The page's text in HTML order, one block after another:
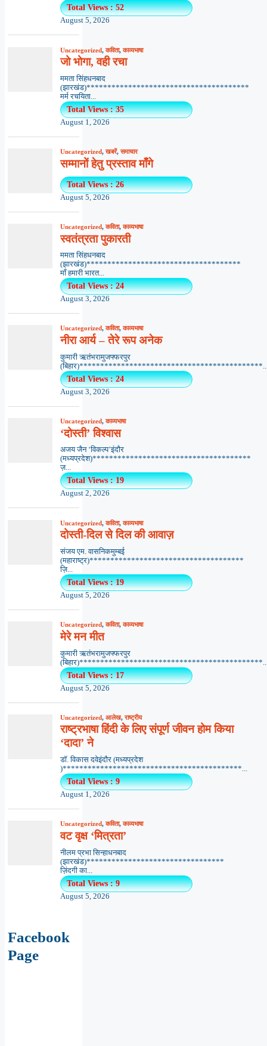
Total Views : 52
August 5, 2026
Uncategorized,कविता,काव्यभाषा
जो भोगा, वही रचा
ममता सिंहधनबाद
(झारखंड)***************************************
मर्म रचयिता...
Total Views : 35
August 1, 2026
Uncategorized,खबरें,समाचार
सम्मानों हेतु प्रस्ताव माँगे
Total Views : 26
August 5, 2026
Uncategorized,कविता,काव्यभाषा
स्वतंत्रता पुकारती
ममता सिंहधनबाद
(झारखंड)*************************************
माँ हमारी भारत...
Total Views : 24
August 3, 2026
Uncategorized,कविता,काव्यभाषा
नीरा आर्य – तेरे रूप अनेक
कुमारी ऋतंभरामुजफ्फरपुर
Total Views : 24
August 3, 2026
Uncategorized,काव्यभाषा
‘दोस्ती’ विश्वास
अजय जैन ‘विकल्प’इंदौर
(मध्यप्रदेश)**************************************
ज़...
Total Views : 19
August 2, 2026
Uncategorized,कविता,काव्यभाषा
दोस्ती-दिल से दिल की आवाज़
संजय एम. वासनिकमुम्बई
(महाराष्ट्र)*************************************
ज़ि...
Total Views : 19
August 5, 2026
Uncategorized,कविता,काव्यभाषा
मेरे मन मीत
कुमारी ऋतंभरामुजफ्फरपुर
Total Views : 17
August 5, 2026
Uncategorized, आलेख,राष्ट्रीय
राष्ट्रभाषा हिंदी के लिए संपूर्ण जीवन होम किया
‘दादा’ ने
डॉ. विकास दवेइंदौर (मध्यप्रदेश
)*******************************************...
Total Views : 9
August 1, 2026
Uncategorized,कविता,काव्यभाषा
वट वृक्ष ‘मित्रता’
नीलम प्रभा सिन्हाधनबाद
(झारखंड)*********************************
ज़िंदगी का...
Total Views : 9
August 5, 2026
Facebook
Page